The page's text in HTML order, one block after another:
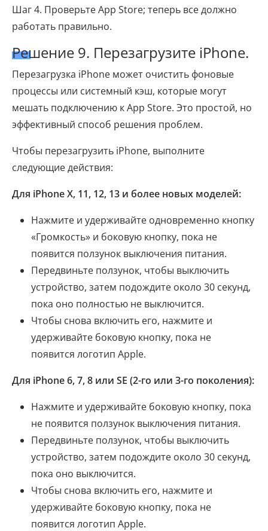
Шаг 4. Проверьте App Store; теперь все должно
работать правильно.
Решение 9. Перезагрузите iPhone.
Перезагрузка iPhone может очистить фоновые
процессы или системный кэш, которые могут
мешать подключению к App Store. Это простой, но
эффективный способ решения проблем.
Чтобы перезагрузить iPhone, выполните
следующие действия:
Для iPhone X, 11, 12, 13 и более новых моделей:
Нажмите и удерживайте одновременно кнопку
«Громкость» и боковую кнопку, пока не
появится ползунок выключения питания.
Передвиньте ползунок, чтобы выключить
устройство, затем подождите около 30 секунд,
пока оно полностью не выключится.
Чтобы снова включить его, нажмите и
удерживайте боковую кнопку, пока не
появится логотип Apple.
Для iPhone 6, 7, 8 или SE (2-го или 3-го поколения):
Нажмите и удерживайте боковую кнопку, пока
не появится ползунок выключения питания.
Передвиньте ползунок, чтобы выключить
устройство, затем подождите около 30 секунд,
пока оно выключится.
Чтобы снова включить его, нажмите и
удерживайте боковую кнопку, пока не
появится логотип Apple.